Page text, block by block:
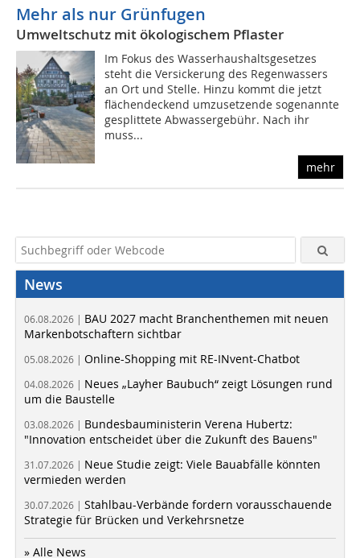
Mehr als nur Grünfugen
Umweltschutz mit ökologischem Pflaster
Im Fokus des Wasserhaushaltsgesetzes
steht die Versickerung des Regenwassers
an Ort und Stelle. Hinzu kommt die jetzt
flächendeckend umzusetzende sogenannte
gesplittete Abwassergebühr. Nach ihr
muss...
mehr
News
06.08.2026 | BAU 2027 macht Branchenthemen mit neuen
Markenbotschaftern sichtbar
05.08.2026 | Online-Shopping mit RE-INvent-Chatbot
04.08.2026 | Neues „Layher Baubuch“ zeigt Lösungen rund
um die Baustelle
03.08.2026 | Bundesbauministerin Verena Hubertz:
"Innovation entscheidet über die Zukunft des Bauens"
31.07.2026 | Neue Studie zeigt: Viele Bauabfälle könnten
vermieden werden
30.07.2026 | Stahlbau-Verbände fordern vorausschauende
Strategie für Brücken und Verkehrsnetze
» Alle News